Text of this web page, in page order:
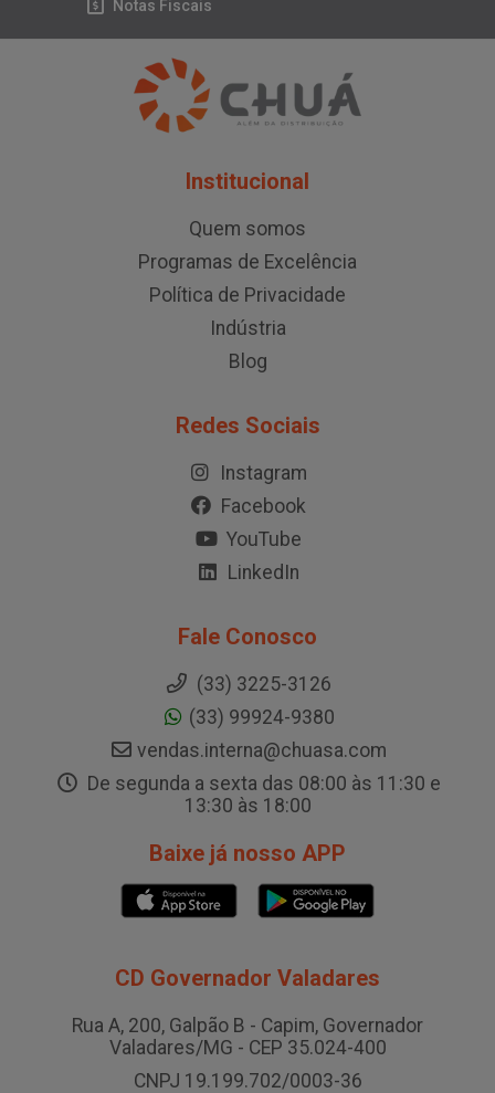
Notas Fiscais
Institucional
Quem somos
Programas de Excelência
Política de Privacidade
Indústria
Blog
Redes Sociais
Instagram
Facebook
YouTube
LinkedIn
Fale Conosco
(33) 3225-3126
(33) 99924-9380
vendas.interna@chuasa.com
De segunda a sexta das 08:00 às 11:30 e
13:30 às 18:00
Baixe já nosso APP
CD Governador Valadares
Rua A, 200, Galpão B - Capim, Governador
Valadares/MG - CEP 35.024-400
CNPJ 19.199.702/0003-36